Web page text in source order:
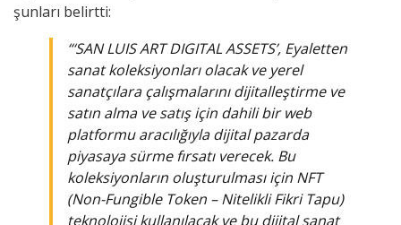
şunları belirtti:
“‘SAN LUIS ART DIGITAL ASSETS’, Eyaletten
sanat koleksiyonları olacak ve yerel
sanatçılara çalışmalarını dijitalleştirme ve
satın alma ve satış için dahili bir web
platformu aracılığıyla dijital pazarda
piyasaya sürme fırsatı verecek. Bu
koleksiyonların oluşturulması için NFT
(Non-Fungible Token – Nitelikli Fikri Tapu)
teknolojisi kullanılacak ve bu dijital sanat